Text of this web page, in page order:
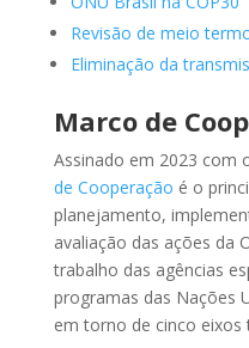
Revisão de meio
Eliminação da
Marco de
Assinado em 2023 com
de Cooperação é o
planejamento,
avaliação das ações da
trabalho das agências
programas das Nações
em torno de cinco eixos